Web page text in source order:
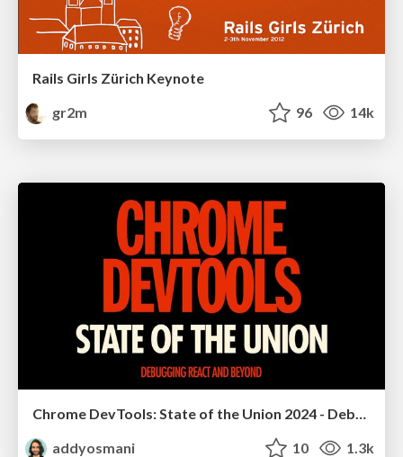
Rails Girls Zürich Keynote
gr2m
96 14k
Chrome DevTools: State of the Union 2024 - Debugging React & Beyond
addyosmani
10 1.3k